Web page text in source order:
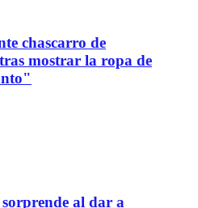
chascarro de
mostrar la ropa de
al dar a